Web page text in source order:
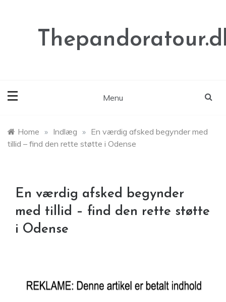
Menu
Home » Indlæg » En værdig afsked begynder med
tillid – find den rette støtte i Odense
En værdig afsked begynder
med tillid – find den rette støtte
i Odense